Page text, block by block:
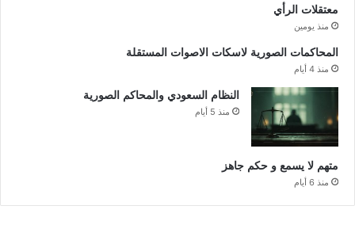
معتقلات الرأي
منذ يومين
المحاكمات الصورية لاسكات الاصوات المستقلة
منذ 4 أيام
النظام السعودي والمحاكم الصورية
منذ 5 أيام
متهم لا يسمع و حكم جاهز
منذ 6 أيام